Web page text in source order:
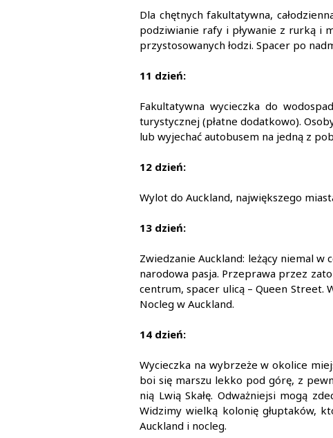
Dla chętnych fakultatywna,
podziwianie rafy i pływanie z rurką i
przystosowanych łodzi. Spacer po
11 dzień:
Fakultatywna wycieczka do
turystycznej (płatne dodatkowo).
lub wyjechać autobusem na jedną z
12 dzień:
Wylot do Auckland, największego
13 dzień:
Zwiedzanie Auckland: leżący niemal
narodowa pasja. Przeprawa przez
centrum, spacer ulicą – Queen Street.
Nocleg w Auckland.
14 dzień:
Wycieczka na wybrzeże w okolice
boi się marszu lekko pod górę, z
nią Lwią Skałę. Odważniejsi mogą
Widzimy wielką kolonię głuptaków,
Auckland i nocleg.